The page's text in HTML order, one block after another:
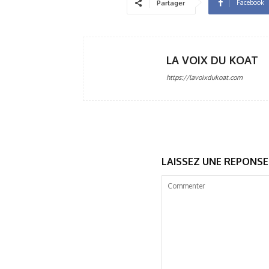
Partager Facebook
LA VOIX DU KOAT
https://lavoixdukoat.com
LAISSEZ UNE REPONSE